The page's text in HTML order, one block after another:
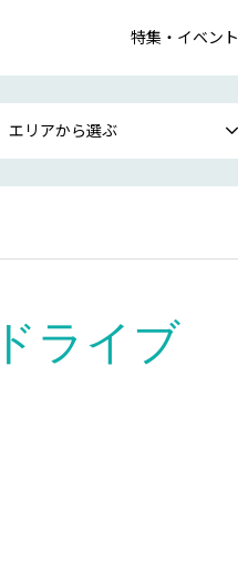
特集・イベント
エリアから選ぶ
ドライブ